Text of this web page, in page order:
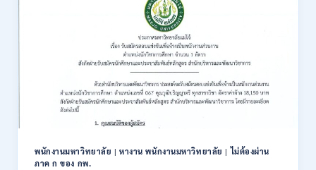
พนักงานมหาวิทยาลัย |หางาน พนักงานมหาวิทยาลัย |ไม่ต้องผ่าน
ภาค ก ของ กพ.